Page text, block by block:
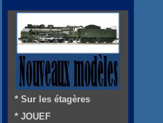
* Sur les étagères
* JOUEF